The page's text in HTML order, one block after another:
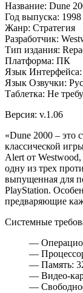
Название: Dune
Год выпуска: 1998
Жанр: Стратегия
Разработчик:
Тип издания:
Платформа: ПК
Язык Интерфейса:
Язык Озвучки:
Таблетка: Не
Версия: v.1.06
«Dune 2000 – это
классической
Alert от
одну из трех
выпущенная для
PlayStation.
предваряющие
Системные
—
—
— Память:
— Видео-
—